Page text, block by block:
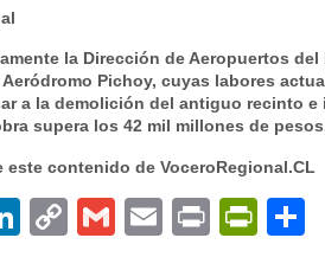
la Dirección de Aeropuertos
Pichoy, cuyas labores
a la demolición del antiguo recinto
supera los 42 mil millones de
este contenido de VoceroRegional.CL
Li
C
G
E
P
P